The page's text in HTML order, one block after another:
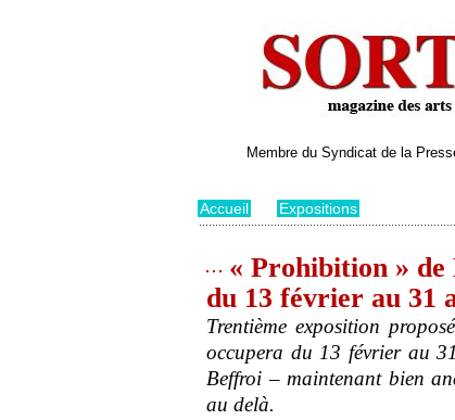
Membre du Syndicat de la
Accueil Expositions
« Prohibition » de
du 13 février au 31
Trentième exposition
occupera du 13 février au
Beffroi – maintenant bien
au delà.